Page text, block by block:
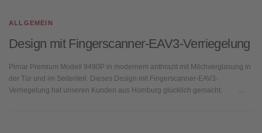
ALLGEMEIN
Design mit Fingerscanner-EAV3-Verriegelung
Pirnar Premium Modell 9490P in modernem anthrazit mit Milchverglasung in
der Tür und im Seitenteil. Dieses Design mit Fingerscanner-EAV3-
Verriegelung hat unseren Kunden aus Homburg glücklich gemacht. …